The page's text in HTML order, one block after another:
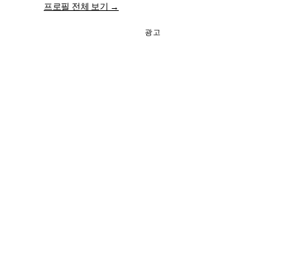
프로필 전체 보기 →
광고